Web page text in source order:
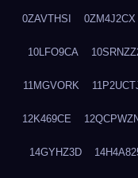
0ZAVTHSI 0ZM4J2CX
10LFO9CA
11MGVORK
12K469CE
14GYHZ3D